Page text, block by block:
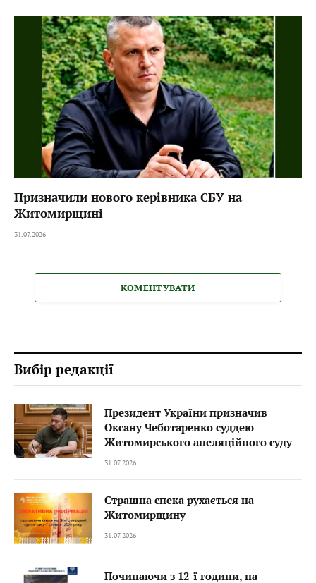
Призначили нового керівника СБУ на
Житомирщині
31.07.2026
КОМЕНТУВАТИ
Вибір редакції
Президент України призначив
Оксану Чеботаренко суддею
Житомирського апеляційного суду
31.07.2026
Страшна спека рухається на
Житомирщину
31.07.2026
Починаючи з 12-ї години, на